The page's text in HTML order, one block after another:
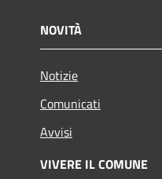
NOVITÀ
Notizie
Comunicati
Avvisi
VIVERE IL COMUNE